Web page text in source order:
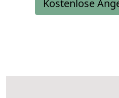
Kostenlose